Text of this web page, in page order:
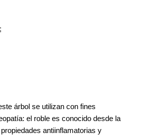
árbol se utilizan con fines
el roble es conocido desde la
antiinflamatorias y